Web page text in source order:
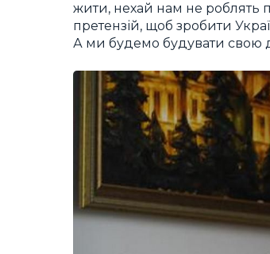
жити, нехай нам не роблять
претензій, щоб зробити
А ми будемо будувати свою